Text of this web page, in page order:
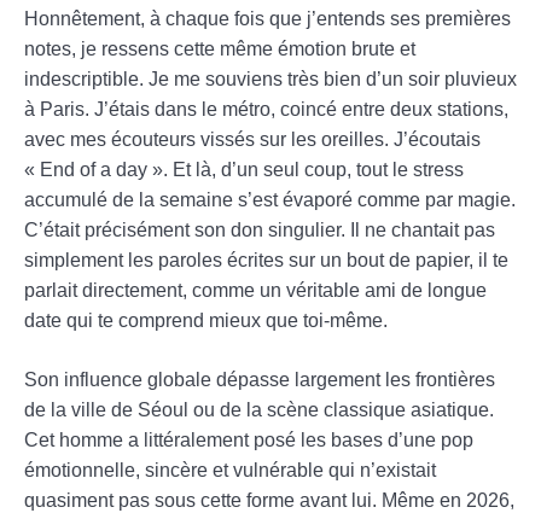
Honnêtement, à chaque fois que j’entends ses premières
notes, je ressens cette même émotion brute et
indescriptible. Je me souviens très bien d’un soir pluvieux
à Paris. J’étais dans le métro, coincé entre deux stations,
avec mes écouteurs vissés sur les oreilles. J’écoutais
« End of a day ». Et là, d’un seul coup, tout le stress
accumulé de la semaine s’est évaporé comme par magie.
C’était précisément son don singulier. Il ne chantait pas
simplement les paroles écrites sur un bout de papier, il te
parlait directement, comme un véritable ami de longue
date qui te comprend mieux que toi-même.
Son influence globale dépasse largement les frontières
de la ville de Séoul ou de la scène classique asiatique.
Cet homme a littéralement posé les bases d’une pop
émotionnelle, sincère et vulnérable qui n’existait
quasiment pas sous cette forme avant lui. Même en 2026,